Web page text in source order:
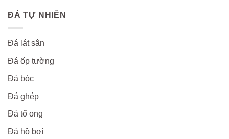
ĐÁ TỰ NHIÊN
Đá lát sân
Đá ốp tường
Đá bóc
Đá ghép
Đá tổ ong
Đá hồ bơi